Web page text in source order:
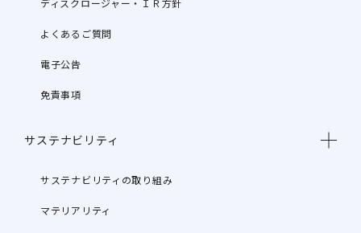
ディスクロージャー・ＩＲ方針
よくあるご質問
電子公告
免責事項
サステナビリティ
サステナビリティの取り組み
マテリアリティ